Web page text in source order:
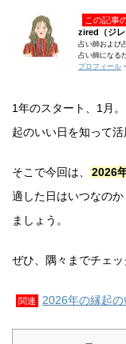
この記事
zired（ジレ
占い師および
占い師になる
プロフィール ・
1年のスタート、1月
起のいい日を知って活
そこで今回は、 2026
適した日はいつなの
ましょう。
ぜひ、隅々までチェッ
関連 2026年の縁起